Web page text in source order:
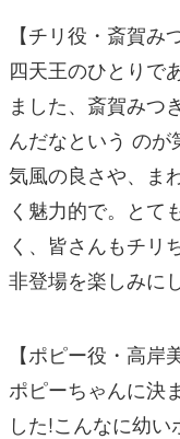
【チリ役・斎賀み
四天王のひとりで
ました、斎賀みつ
んだなという の
気風の良さや、ま
く魅力的で。とて
く、皆さんもチリ
非登場を楽しみに
【ポピー役・高岸
ポピーちゃんに決
した!こんなに幼